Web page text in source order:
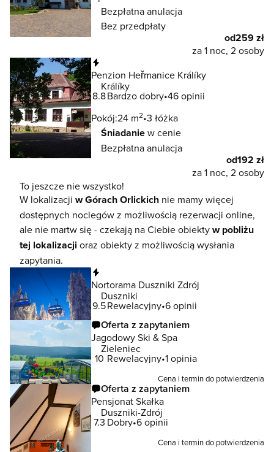
Bezpłatna anulacja
Bez przedpłaty
od259 zł
za 1 noc, 2 osoby
Penzion Heřmanice Králíky
Králíky
8.8Bardzo dobry 46 opinii
Pokój:24 m2 3 łóżka
Śniadaniew cenie
Bezpłatna anulacja
od192 zł
za 1 noc, 2 osoby
To jeszcze nie wszystko!
W lokalizacji w Górach Orlickich nie mamy więcej
dostępnych noclegów z możliwością rezerwacji online,
ale nie martw się - czekają na Ciebie obiektyw pobliżu
tej lokalizacji oraz obiekty z możliwością wysłania
zapytania.
Nortorama Duszniki Zdrój
Duszniki
9.5Rewelacyjny 6 opinii
Oferta z zapytaniem
Jagodowy Ski & Spa
Zieleniec
10 Rewelacyjny 1 opinia
Cena i termin do potwierdzenia
Oferta z zapytaniem
Pensjonat Skałka
Duszniki-Zdrój
7.3 Dobry 6 opinii
Cena i termin do potwierdzenia